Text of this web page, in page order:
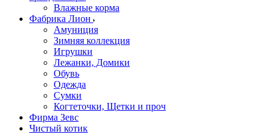
Влажные корма
Фабрика Лион
Амуниция
Зимняя коллекция
Игрушки
Лежанки, Домики
Обувь
Одежда
Сумки
Когтеточки, Щетки и проч
Фирма Зевс
Чистый котик